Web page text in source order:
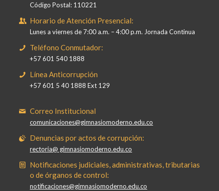
Código Postal: 110221
Horario de Atención Presencial:
Lunes a viernes de 7:00 a.m. – 4:00 p.m. Jornada Continua
Teléfono Conmutador:
+57 601 540 1888
Línea Anticorrupción
+57 601 5 40 1888 Ext 129
Correo Institucional
comunicaciones@gimnasiomoderno.edu.co
Denuncias por actos de corrupción:
rectoria@ gimnasiomoderno.edu.co
Notificaciones judiciales, administrativas, tributarias
o de órganos de control:
notificaciones@gimnasiomoderno.edu.co